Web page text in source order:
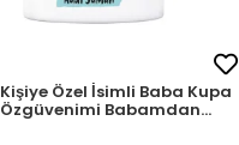
Kişiye Özel İsimli Baba Kupa
Özgüvenimi Babamdan